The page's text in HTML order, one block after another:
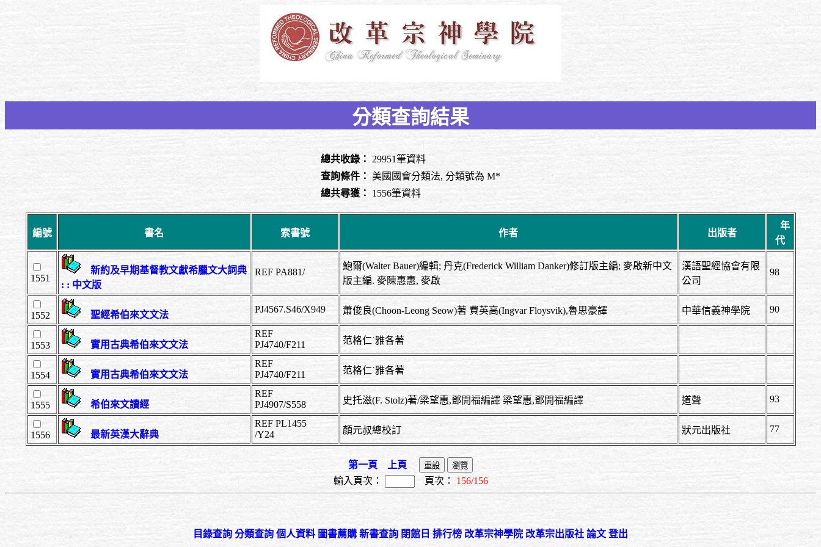
分類查詢結果
總共收錄：
29951筆資料
查詢條件： 美國國會分類法, 分類號為 M*
總共尋獲：
1556筆資料
編號 書名 索書號 作者 出版者
年
代
1551
新約及早期基督教文獻希臘文大詞典
: : 中文版
REF PA881/
鮑爾(Walter Bauer)編輯; 丹克(Frederick William Danker)修訂版主編; 麥啟新中文
版主編. 麥陳惠惠, 麥啟
漢語聖經協會有限
公司
98
1552 聖經希伯來文文法
PJ4567.S46/X949 蕭俊良(Choon-Leong Seow)著 費英高(Ingvar Floysvik),魯思豪譯 中華信義神學院 90
1553 實用古典希伯來文文法
REF
PJ4740/F211
范格仁˙雅各著
1554 實用古典希伯來文文法
REF
PJ4740/F211
范格仁˙雅各著
1555 希伯來文讀經
REF
PJ4907/S558
史托滋(F. Stolz)著/梁望惠,鄧開福編譯 梁望惠,鄧開福編譯 道聲 93
1556 最新英漢大辭典
REF PL1455
/Y24
顏元叔總校訂 狀元出版社 77
第一頁
上頁
輸入頁次：
頁次： 156/156
目錄查詢 分類查詢 個人資料 圖書薦購 新書查詢 閉館日 排行榜 改革宗神學院 改革宗出版社 論文 登出